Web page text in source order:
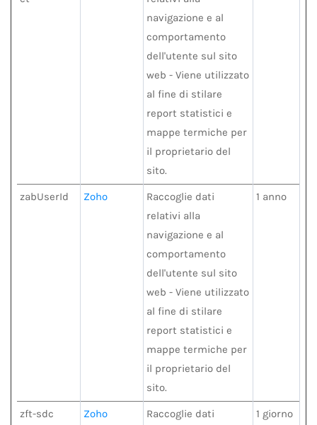
navigazione e al
comportamento
dell'utente sul sito
web - Viene utilizzato
al fine di stilare
report statistici e
mappe termiche per
il proprietario del
sito.
zabUserId Zoho
Raccoglie dati
relativi alla
navigazione e al
comportamento
dell'utente sul sito
web - Viene utilizzato
al fine di stilare
report statistici e
mappe termiche per
il proprietario del
sito.
1 anno
zft-sdc Zoho
Raccoglie dati
1 giorno